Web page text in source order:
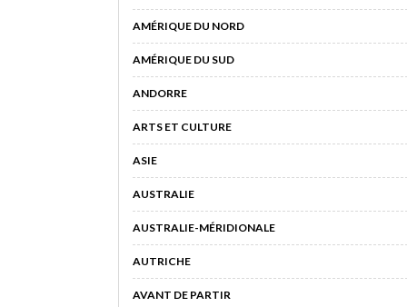
AMÉRIQUE DU NORD
AMÉRIQUE DU SUD
ANDORRE
ARTS ET CULTURE
ASIE
AUSTRALIE
AUSTRALIE-MÉRIDIONALE
AUTRICHE
AVANT DE PARTIR